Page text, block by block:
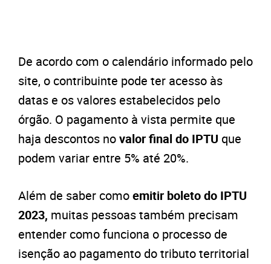
De acordo com o calendário informado pelo
site, o contribuinte pode ter acesso às
datas e os valores estabelecidos pelo
órgão. O pagamento à vista permite que
haja descontos novalor final do IPTU que
podem variar entre 5% até 20%.
Além de saber comoemitir boleto do IPTU
2023, muitas pessoas também precisam
entender como funciona o processo de
isenção ao pagamento do tributo territorial